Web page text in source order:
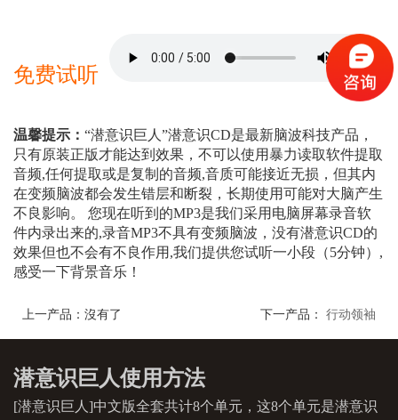
是平和的
哈哈大笑
47
我制定最佳的投资计划
制定最佳的投
善于休息
50
金钱是很好的 50
金钱对你是很好的
51
拥有大量的金钱是很好的 51
拥有大量的金钱
52
我拥有大量的金钱 52 你拥有大量的金钱
53
金钱为我工作 53 金钱为你工作
54
我是金钱喜欢的主人 54
金钱喜欢你这个
55
我让金钱得到适当的休息 55 你让金钱得到适
56
我耐心等待买入的机会 56 你耐心等待买入
57
我走中间的道路
62
我善于改正方法
63
我坚持自己的原则
64
我在感觉良好时交易 64 你在感觉良好时
22
我为我理财的天分感谢
天分
23
我为拥有坚定的决心而感谢
26
我为拥有充沛的精力感谢 26
成熟
27
我为获利的机会感谢 27
信念
28
我为善于制订策略感谢 28
忍耐
29
我为善于制订详尽的计划感谢 29
果断
30
我为我善于学习感谢 30
丰盛
31
我为拥有魄力感谢 31
原则
32
我为事业的进步感谢 32
学习
33
我为我目标的实现感谢
35
我感谢我的好运
奇迹
36
我感谢我的勇气 36
选择
38
我感谢我身边的物质
39
我感谢我身体内外的能量
40
我感谢光明和音乐
免费试听
温馨提示： “潜意识巨人”潜意识CD是最新脑波科技产品，
只有原装正版才能达到效果，不可以使用暴力读取软件提取
音频,任何提取或是复制的音频,音质可能接近无损，但其内
在变频脑波都会发生错层和断裂，长期使用可能对大脑产生
不良影响。 您现在听到的MP3是我们采用电脑屏幕录音软
件内录出来的,录音MP3不具有变频脑波，没有潜意识CD的
效果但也不会有不良作用,我们提供您试听一小段（5分钟）,
感受一下背景音乐！
上一产品：沒有了 下一产品： 行动领袖
潜意识巨人使用方法
[潜意识巨人]中文版全套共计8个单元，这8个单元是潜意识